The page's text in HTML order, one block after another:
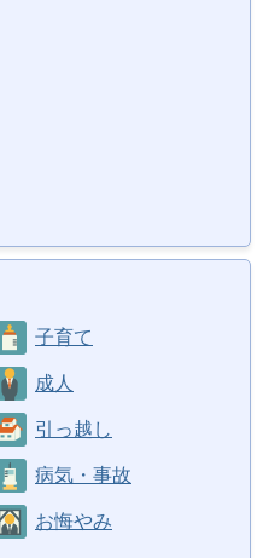
子育て
成人
引っ越し
病気・事故
お悔やみ